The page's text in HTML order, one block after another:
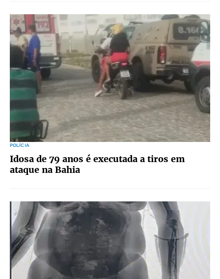
POLÍCIA
Idosa de 79 anos é executada a tiros em
ataque na Bahia